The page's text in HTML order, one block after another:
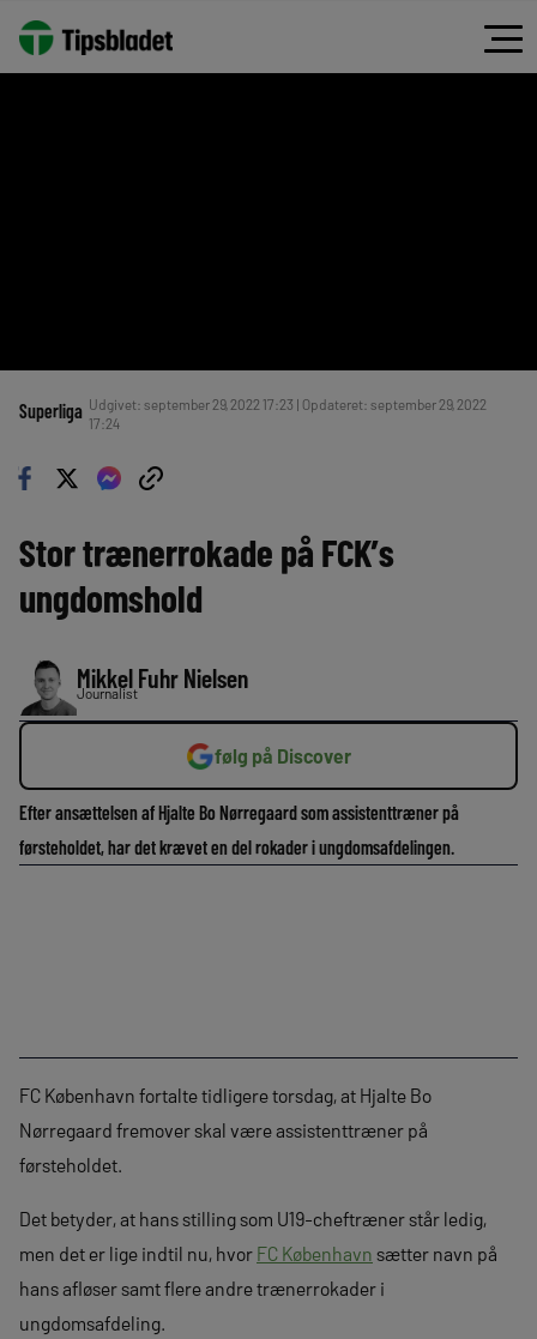
Superliga Udgivet: september 29, 2022 17:23 | Opdateret: september 29, 2022
17:24
Stor trænerrokade på FCK’s
ungdomshold
Mikkel Fuhr Nielsen
Journalist
følg på Discover
Efter ansættelsen af Hjalte Bo Nørregaard som assistenttræner på
førsteholdet, har det krævet en del rokader i ungdomsafdelingen.
FC København fortalte tidligere torsdag, at Hjalte Bo
Nørregaard fremover skal være assistenttræner på
førsteholdet.
Det betyder, at hans stilling som U19-cheftræner står ledig,
men det er lige indtil nu, hvor FC København sætter navn på
hans afløser samt flere andre trænerrokader i
ungdomsafdeling.